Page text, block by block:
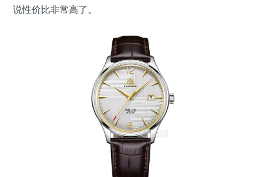
说性价比非常高了。